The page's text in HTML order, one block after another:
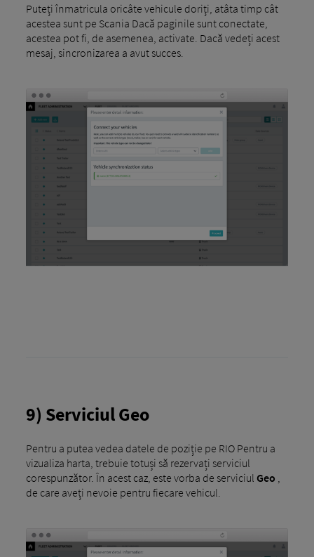
Puteți înmatricula oricâte vehicule doriți, atâta timp cât
acestea sunt pe Scania Dacă paginile sunt conectate,
acestea pot fi, de asemenea, activate. Dacă vedeți acest
mesaj, sincronizarea a avut succes.
9) Serviciul Geo
Pentru a putea vedea datele de poziție pe RIO Pentru a
vizualiza harta, trebuie totuși să rezervați serviciul
corespunzător. În acest caz, este vorba de serviciul Geo
de care aveți nevoie pentru fiecare vehicul.